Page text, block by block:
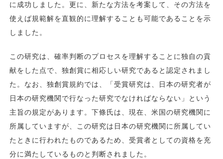
に成功しました。更に、新たな方法を考案して、その方法を
使えば規範解を直観的に理解することも可能であることを示
しました。
この研究は、確率判断のプロセスを理解することに独自の貢
献をした点で、独創賞に相応しい研究であると認定されまし
た。なお、独創賞規約では、「受賞研究は、日本の研究者が
日本の研究機関で行なった研究でなければならない」という
主旨の規定があります。下條氏は、現在、米国の研究機関に
所属していますが、この研究は日本の研究機関に所属してい
たときに行われたものであるため、受賞者としての資格を充
分に満たしているものと判断されました。